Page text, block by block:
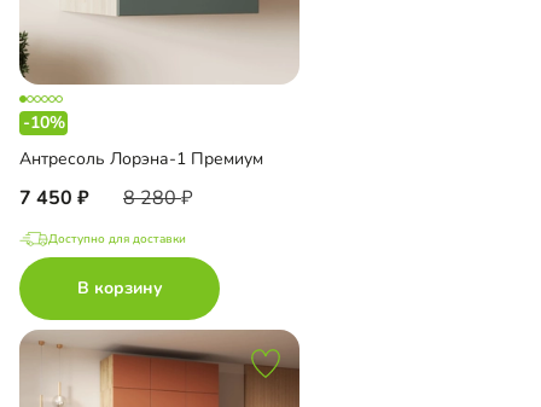
-10%
Антресоль Лорэна-1 Премиум
7 450 8 280
Доступно для доставки
В корзину